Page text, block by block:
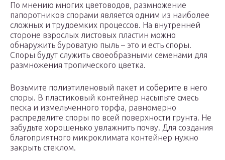
По мнению многих цветоводов, размножение
папоротников спорами является одним из наиболее
сложных и трудоемких процессов. На внутренней
стороне взрослых листовых пластин можно
обнаружить буроватую пыль – это и есть споры.
Споры будут служить своеобразными семенами для
размножения тропического цветка.
Возьмите полиэтиленовый пакет и соберите в него
споры. В пластиковый контейнер насыпьте смесь
песка и измельченного торфа, равномерно
распределите споры по всей поверхности грунта. Не
забудьте хорошенько увлажнить почву. Для создания
благоприятного микроклимата контейнер нужно
закрыть стеклом.